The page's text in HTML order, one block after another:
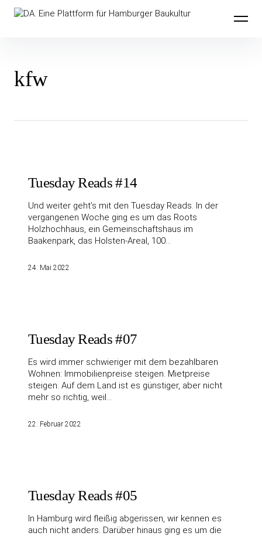
Inhalte
überspringenDA. Eine Plattform für Hamburger
kfw
Tuesday Reads #14
Und weiter geht’s mit den Tuesday Reads. In der
vergangenen Woche ging es um das Roots
Holzhochhaus, ein Gemeinschaftshaus im
Baakenpark, das Holsten-Areal, 100…
24. Mai 2022
Tuesday Reads #07
Es wird immer schwieriger mit dem bezahlbaren
Wohnen: Immobilienpreise steigen. Mietpreise
steigen. Auf dem Land ist es günstiger, aber nicht
mehr so richtig, weil…
22. Februar 2022
Tuesday Reads #05
In Hamburg wird fleißig abgerissen, wir kennen es
auch nicht anders. Darüber hinaus ging es um die